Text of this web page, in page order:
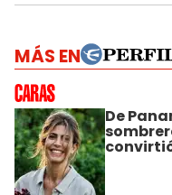
MÁS EN
De